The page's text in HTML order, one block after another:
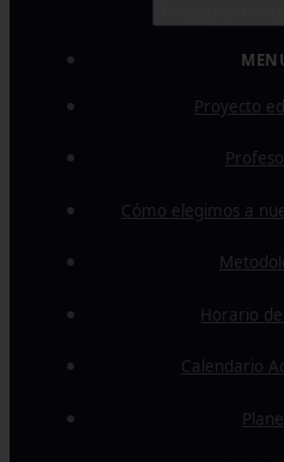
Proyecto
Cómo elegimos a
Horario
Calendario